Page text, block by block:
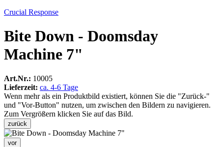
Crucial Response
Bite Down - Doomsday
Machine 7"
Art.Nr.: 10005
Lieferzeit: ca. 4-6 Tage
Wenn mehr als ein Produktbild existiert, können Sie die "Zurück-"
und "Vor-Button" nutzen, um zwischen den Bildern zu navigieren.
Zum Vergrößern klicken Sie auf das Bild.
zurück
vor